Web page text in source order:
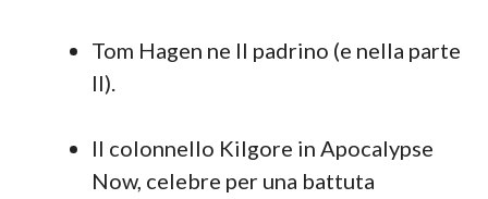
Tom Hagen ne Il padrino (e nella parte
II).
Il colonnello Kilgore in Apocalypse
Now, celebre per una battuta